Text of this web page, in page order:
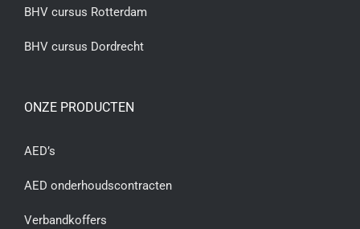
BHV cursus Rotterdam
BHV cursus Dordrecht
ONZE PRODUCTEN
AED’s
AED onderhoudscontracten
Verbandkoffers